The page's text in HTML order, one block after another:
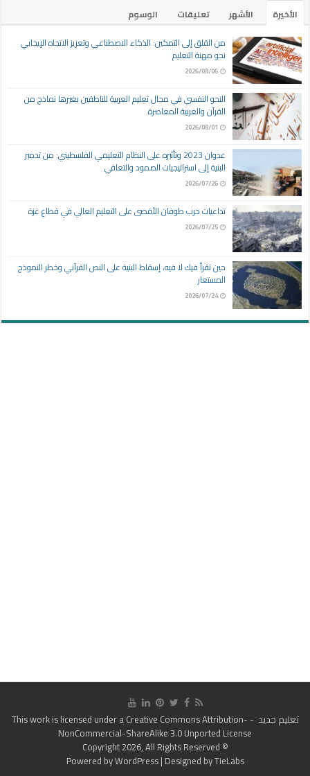
الأخيرة الأشهر تعليقات
الوسوم
من القلق إلى التمكين: الذكاء الاصطناعي وتعزيز الاتجاه الإيجابي
نحو مهنة التعليم
2026/08/06
النحو النفسي في مجال تعليم العربية للناطقين بغيرها نماذج من
القرآن والعربية المعاصرة
2026/08/01
عدوان 2023 وتأثيره على النظام التعليمي الفلسطيني: من تدمير
البنية إلى استراتيجيات الصمود والتعافي
2026/07/26
تداعيات حرب طوفان الأقصى على التعليم العالي في قطاع غزة
2026/07/25
حين تقرأ فيك لا فيه، إسقاط البنية على النص القرآني وخطر النموذج
المستعار
2026/07/24
تعليم جديد - This work is licensed under a
Creative Commons Attribution-
NonCommercial-ShareAlike 3.0 Unported License
© Copyright 2026, All Rights Reserved
Powered byWordPress| Designed byTieLabs